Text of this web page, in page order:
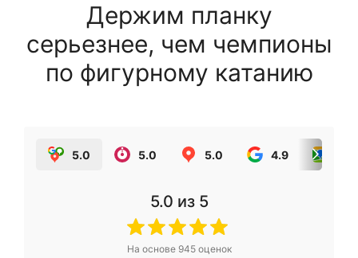
Держим планку
серьезнее, чем чемпионы
по фигурному катанию
5.0 5.0 5.0 4.9
5.0 из 5
На основе 945оценок